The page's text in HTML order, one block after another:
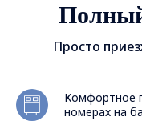
Просто
Комфортное
номерах на